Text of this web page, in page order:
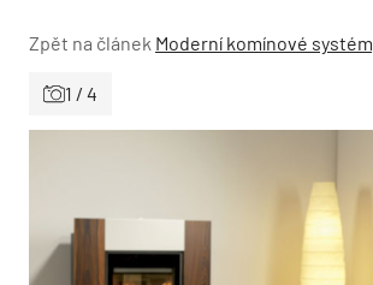
Zpět na článek Moderní komínové
1 / 4